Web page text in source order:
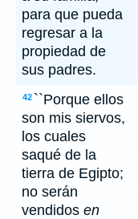
para que pueda
regresar a la
propiedad de
sus padres.
42 ``Porque ellos
son mis siervos,
los cuales
saqué de la
tierra de Egipto;
no serán
vendidos en